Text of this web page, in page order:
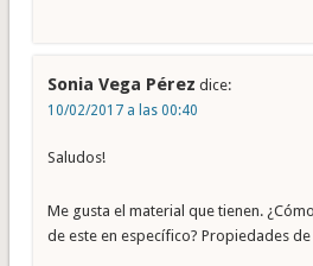
Sonia Vega Pérez dice:
10/02/2017 a las 00:40
Saludos!
Me gusta el material que tienen.
de este en específico? Propiedades